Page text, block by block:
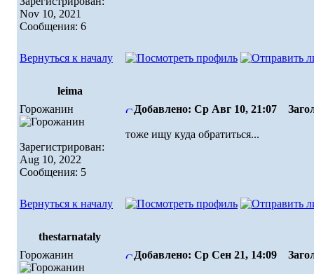
Nov 10, 2021
Сообщения: 6
Вернуться к началу
leima
Горожанин
Зарегистрирован:
Aug 10, 2022
Сообщения: 5
Добавлено: Ср Авг 10, 21:07
тоже ищу куда обратиться...
Вернуться к началу
thestarnataly
Горожанин
Добавлено: Ср Сен 21, 14:09